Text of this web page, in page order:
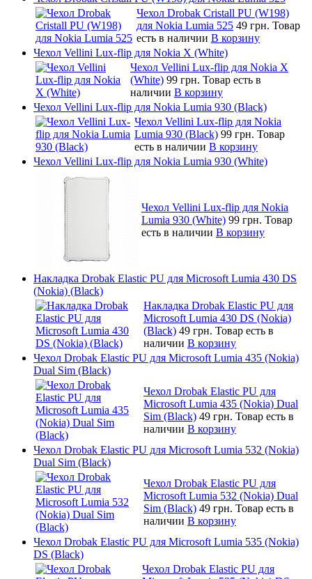
Чехол Drobak Cristall PU (W198)
для Nokia Lumia 525 49 грн. Товар
есть в наличии В корзину
Чехол Vellini Lux-flip для Nokia X (White)
Чехол Vellini Lux-flip для Nokia X
(White) 99 грн. Товар есть в
наличии В корзину
Чехол Vellini Lux-flip для Nokia Lumia 930 (Black)
Чехол Vellini Lux-flip для Nokia
Lumia 930 (Black) 99 грн. Товар
есть в наличии В корзину
Чехол Vellini Lux-flip для Nokia Lumia 930 (White)
Чехол Vellini Lux-flip для Nokia
Lumia 930 (White) 99 грн. Товар
есть в наличии В корзину
Накладка Drobak Elastic PU для Microsoft Lumia 430 DS
(Nokia) (Black)
Накладка Drobak Elastic PU для
Microsoft Lumia 430 DS (Nokia)
(Black) 49 грн. Товар есть в
наличии В корзину
Чехол Drobak Elastic PU для Microsoft Lumia 435 (Nokia)
Dual Sim (Black)
Чехол Drobak Elastic PU для
Microsoft Lumia 435 (Nokia) Dual
Sim (Black) 49 грн. Товар есть в
наличии В корзину
Чехол Drobak Elastic PU для Microsoft Lumia 532 (Nokia)
Dual Sim (Black)
Чехол Drobak Elastic PU для
Microsoft Lumia 532 (Nokia) Dual
Sim (Black) 49 грн. Товар есть в
наличии В корзину
Чехол Drobak Elastic PU для Microsoft Lumia 535 (Nokia)
DS (Black)
Чехол Drobak Elastic PU для